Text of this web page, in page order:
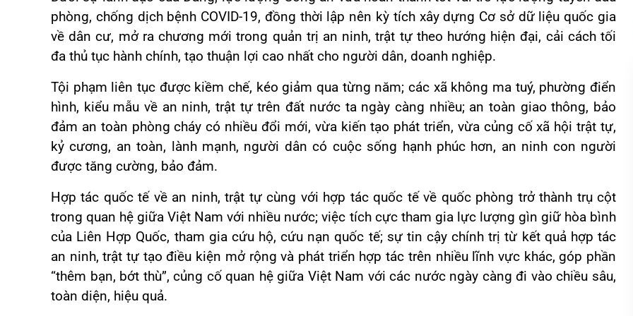
phòng, chống dịch bệnh COVID-19, đồng thời lập nên kỳ tích xây dựng Cơ sở dữ liệu quốc gia
về dân cư, mở ra chương mới trong quản trị an ninh, trật tự theo hướng hiện đại, cải cách tối
đa thủ tục hành chính, tạo thuận lợi cao nhất cho người dân, doanh nghiệp.
Tội phạm liên tục được kiềm chế, kéo giảm qua từng năm; các xã không ma tuý, phường điển
hình, kiểu mẫu về an ninh, trật tự trên đất nước ta ngày càng nhiều; an toàn giao thông, bảo
đảm an toàn phòng cháy có nhiều đổi mới, vừa kiến tạo phát triển, vừa củng cố xã hội trật tự,
kỷ cương, an toàn, lành mạnh, người dân có cuộc sống hạnh phúc hơn, an ninh con người
được tăng cường, bảo đảm.
Hợp tác quốc tế về an ninh, trật tự cùng với hợp tác quốc tế về quốc phòng trở thành trụ cột
trong quan hệ giữa Việt Nam với nhiều nước; việc tích cực tham gia lực lượng gìn giữ hòa bình
của Liên Hợp Quốc, tham gia cứu hộ, cứu nạn quốc tế; sự tin cậy chính trị từ kết quả hợp tác
an ninh, trật tự tạo điều kiện mở rộng và phát triển hợp tác trên nhiều lĩnh vực khác, góp phần
“thêm bạn, bớt thù”, củng cố quan hệ giữa Việt Nam với các nước ngày càng đi vào chiều sâu,
toàn diện, hiệu quả.